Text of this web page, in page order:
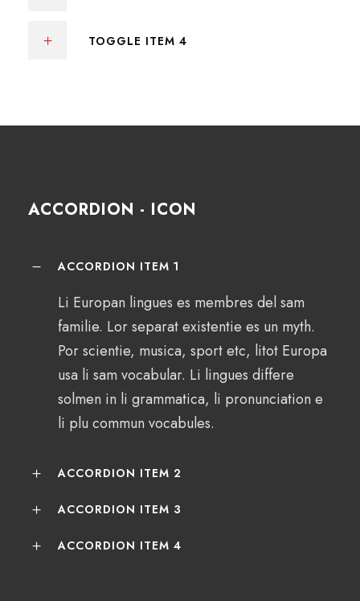
TOGGLE ITEM 4
ACCORDION - ICON
ACCORDION ITEM 1
Li Europan lingues es membres del sam
familie. Lor separat existentie es un myth.
Por scientie, musica, sport etc, litot Europa
usa li sam vocabular. Li lingues differe
solmen in li grammatica, li pronunciation e
li plu commun vocabules.
ACCORDION ITEM 2
ACCORDION ITEM 3
ACCORDION ITEM 4